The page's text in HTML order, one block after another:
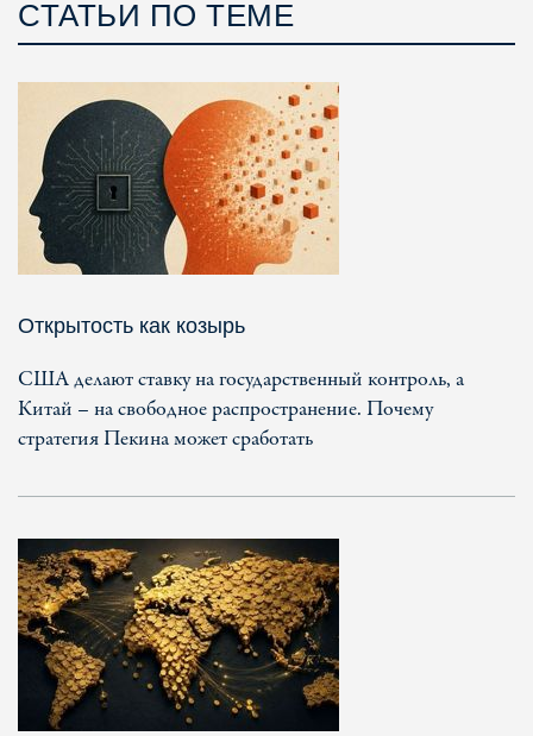
СТАТЬИ ПО ТЕМЕ
Открытость как козырь
США делают ставку на государственный контроль, а
Китай – на свободное распространение. Почему
стратегия Пекина может сработать